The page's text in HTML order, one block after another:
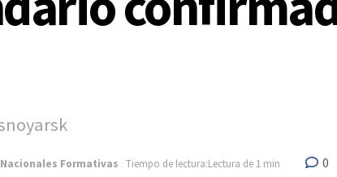
Formativas Tiempo de lectura:Lectura de 1 min 0